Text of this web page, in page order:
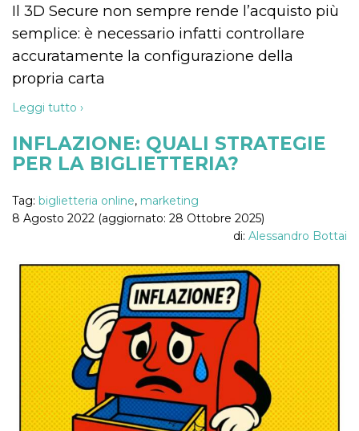
Il 3D Secure non sempre rende l’acquisto più
semplice: è necessario infatti controllare
accuratamente la configurazione della
propria carta
Leggi tutto ›
INFLAZIONE: QUALI STRATEGIE
PER LA BIGLIETTERIA?
Tag: biglietteria online, marketing
8 Agosto 2022 (aggiornato: 28 Ottobre 2025)
di: Alessandro Bottai
VISITOR_INFO1_LIVE
Google LLC
.youtube.com
5 mesi 4
settimane
Questo
web sta
utilizzando
VISITOR_PRIVACY_METADATA
YouTube
.youtube.com
5 mesi 4
settimane
viene
consenso e
privacy
per la loro
interazione
sito.
sul
visitatore
a varie
privacy,
garantendo
loro
siano
nelle
future.